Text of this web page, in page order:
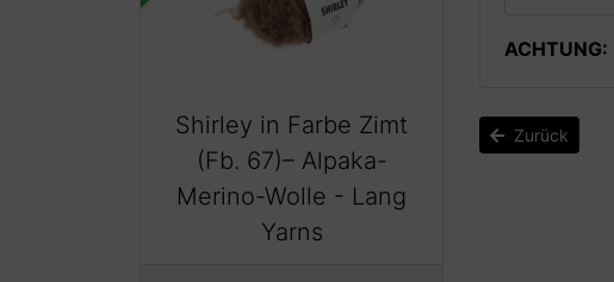
Shirley in Farbe Zimt
(Fb. 67)– Alpaka-
Merino-Wolle - Lang
Yarns
ACHTUNG:
Zurück